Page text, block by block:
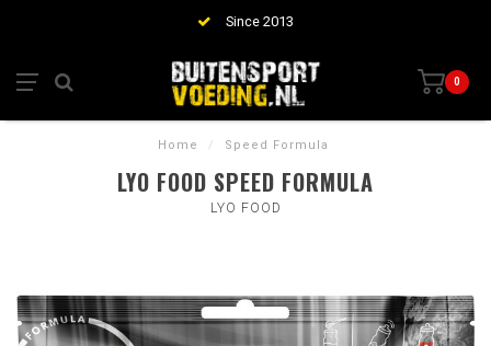
Since 2013
0
Home / Speed Formula
LYO FOOD SPEED FORMULA
LYO FOOD